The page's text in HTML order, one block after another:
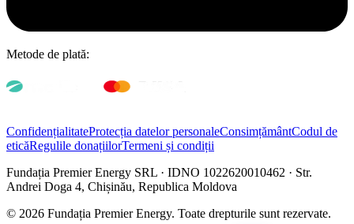
Metode de plată:
ConfidențialitateProtecția datelor personaleConsimțământCodul de
eticăRegulile donațiilorTermeni și condiții
Fundația Premier Energy SRL · IDNO 1022620010462 · Str.
Andrei Doga 4, Chișinău, Republica Moldova
© 2026 Fundația Premier Energy. Toate drepturile sunt rezervate.